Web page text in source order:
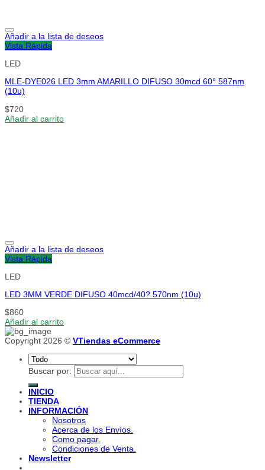
Añadir a la lista de deseos
Vista Rápida
LED
MLE-DYE026 LED 3mm AMARILLO DIFUSO 30mcd 60° 587nm
(10u)
$720
Añadir al carrito
Añadir a la lista de deseos
Vista Rápida
LED
LED 3MM VERDE DIFUSO 40mcd/40? 570nm (10u)
$860
Añadir al carrito
Copyright 2026 © VTiendas eCommerce
Buscar por:
INICIO
TIENDA
INFORMACIÓN
Nosotros
Acerca de los Envíos.
Como pagar.
Condiciones de Venta.
Newsletter